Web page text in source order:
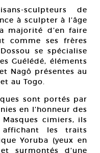
sculpteurs de
à sculpter à l’âge
majorité d’en faire
comme ses frères
se spécialise
Guélédé, éléments
Nagô présentes au
au Togo.
sont portés par
en l’honneur des
cimiers, ils
les traits
Yoruba (yeux en
surmontés d’une